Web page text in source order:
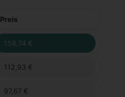
Preis
158,74 €
112,93 €
97,67 €